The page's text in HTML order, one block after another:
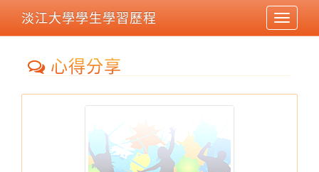
Toggle
淡江大學學生學習歷程
心得分享